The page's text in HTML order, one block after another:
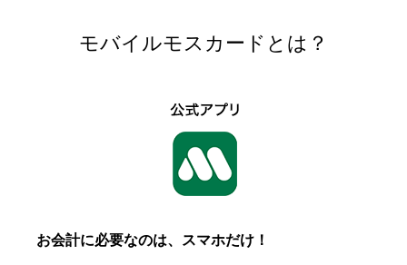
モバイルモスカードとは？
お会計に必要なのは、スマホだけ！